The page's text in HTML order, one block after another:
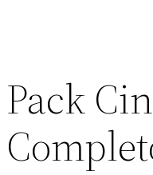
Pack